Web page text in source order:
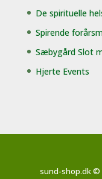
De spirituelle
Spirende
Sæbygård Slot
Hjerte Events
sund-shop.dk ©